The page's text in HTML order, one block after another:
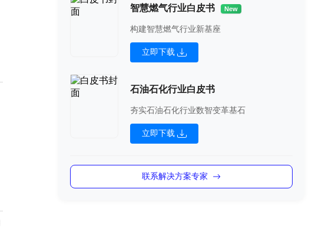
智慧燃气行业白皮书 New
构建智慧燃气行业新基座
立即下载
石油石化行业白皮书
夯实石油石化行业数智变革基石
立即下载
联系解决方案专家